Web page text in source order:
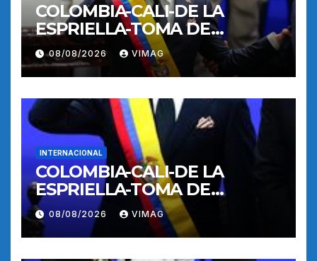
COLOMBIA-CALI-DE LA
ESPRIELLA-TOMA DE
POSESION
08/08/2026 VIMAG
INTERNACIONAL
COLOMBIA-CALI-DE LA
ESPRIELLA-TOMA DE
POSESION
08/08/2026 VIMAG